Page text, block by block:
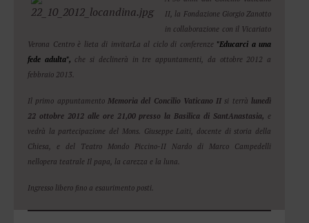
II, la Fondazione Giorgio Zanotto
in collaborazione con il Vicariato
Verona Centro è lieta di invitarLa al ciclo di conferenze "Educarci a una
fede adulta", che si declinerà in tre appuntamenti, da ottobre 2012 a
febbraio 2013.
Il primo appuntamento  Memoria del Concilio Vaticano II  si terrà lunedì
22 ottobre 2012 alle ore 21,00 presso la Basilica di SantAnastasia, e
vedrà la partecipazione del Mons. Giuseppe Laiti, docente di storia della
Chiesa, e del Teatro Mondo Piccino-II Nardo di Marco Campedelli
nellopera teatrale Il papa, la carezza e la luna.
Ingresso libero fino a esaurimento posti.